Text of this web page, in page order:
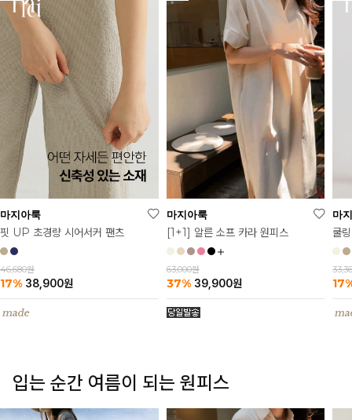
마지아룩
핏 UP 초경량 시어서커 팬츠
46,680원
17% 38,900원
마지아룩
[1+1] 알른 소프 카라 원피스
63,000원
37% 39,900원
마
쿨
입는 순간 여름이 되는 원피스